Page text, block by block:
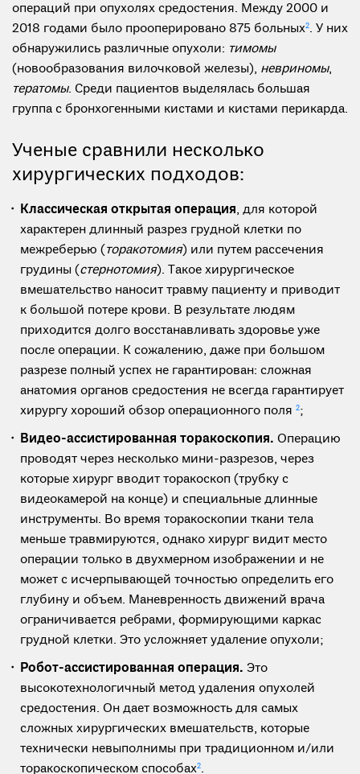
операций при опухолях средостения. Между 2000 и
2018 годами было прооперировано 875 больных2. У них
обнаружились различные опухоли: тимомы
(новообразования вилочковой железы), невриномы,
тератомы. Среди пациентов выделялась большая
группа с бронхогенными кистами и кистами перикарда.
Ученые сравнили несколько
хирургических подходов:
Классическая открытая операция, для которой
характерен длинный разрез грудной клетки по
межреберью (торакотомия) или путем рассечения
грудины (стернотомия). Такое хирургическое
вмешательство наносит травму пациенту и приводит
к большой потере крови. В результате людям
приходится долго восстанавливать здоровье уже
после операции. К сожалению, даже при большом
разрезе полный успех не гарантирован: сложная
анатомия органов средостения не всегда гарантирует
хирургу хороший обзор операционного поля 2;
Видео-ассистированная торакоскопия. Операцию
проводят через несколько мини-разрезов, через
которые хирург вводит торакоскоп (трубку с
видеокамерой на конце) и специальные длинные
инструменты. Во время торакоскопии ткани тела
меньше травмируются, однако хирург видит место
операции только в двухмерном изображении и не
может с исчерпывающей точностью определить его
глубину и объем. Маневренность движений врача
ограничивается ребрами, формирующими каркас
грудной клетки. Это усложняет удаление опухоли;
Робот-ассистированная операция. Это
высокотехнологичный метод удаления опухолей
средостения. Он дает возможность для самых
сложных хирургических вмешательств, которые
технически невыполнимы при традиционном и/или
торакоскопическом способах2.